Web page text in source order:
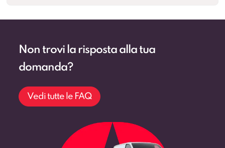
Non trovi la risposta alla tua
domanda?
Vedi tutte le FAQ